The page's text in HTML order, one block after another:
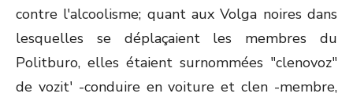
contre l'alcoolisme; quant aux Volga noires dans
lesquelles se déplaçaient les membres du
Politburo, elles étaient surnommées "clenovoz"
de vozit' -conduire en voiture et clen -membre,